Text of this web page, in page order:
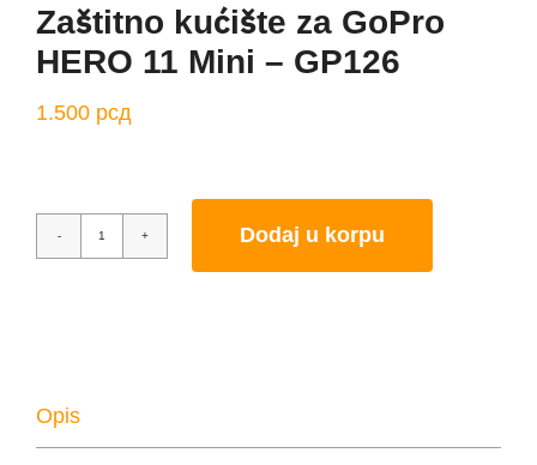
Zaštitno kućište za GoPro
HERO 11 Mini – GP126
1.500 рсд
Zaštitno
11
Dodaj u korpu
Opis